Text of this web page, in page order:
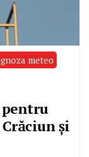
meteo
pentru
și